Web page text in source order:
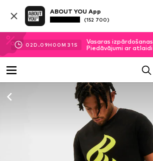
ABOUT YOU App
(152 700)
02D.09H 00M 31 S
Vasaras
Piedāvājumi ar